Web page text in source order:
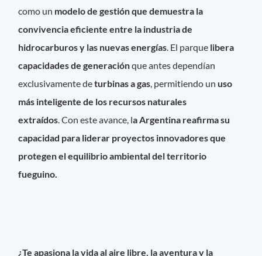
como un modelo de gestión que demuestra la
convivencia eficiente entre la industria de
hidrocarburos y las nuevas energías . El parque libera
capacidades de generaciónque antes dependían
exclusivamente deturbinas a gas , permitiendo un uso
más inteligente de los recursos naturales
extraídos . Con este avance, la Argentina reafirma su
capacidad para liderar proyectos innovadores que
protegen el equilibrio ambiental del territorio
fueguino.
¿Te apasiona la vida al aire libre, la aventura y la